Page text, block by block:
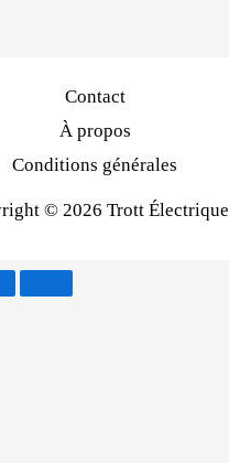
Contact
À propos
Conditions générales
© 2026 Trott Électrique